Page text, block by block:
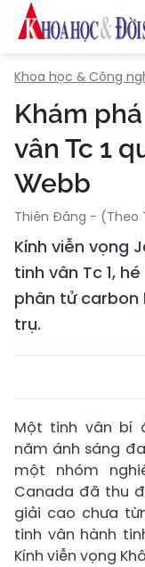
Khoa học & Công
Khám
vân Tc 1
Webb
Thiên Đăng - (Theo
Kính viễn vọng
tinh vân Tc 1,
phân tử
trụ.
Một tinh vân bí
năm ánh sáng
một nhóm
Canada đã thu
giải cao chưa
tinh vân hành
Kính viễn vọng